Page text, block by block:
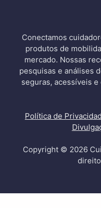
Conectamos
produtos de
mercado. Nossas
pesquisas e análises
seguras, acessíveis
Política de
Copyright © 2026